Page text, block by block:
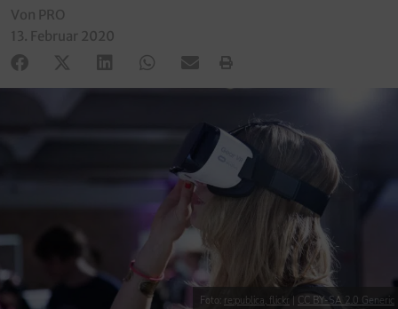
Von PRO
13. Februar 2020
Foto: re:publica, flickr CC BY-SA 2.0 Generic